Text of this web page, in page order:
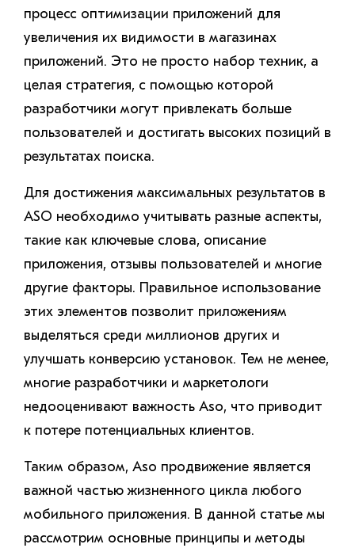
процесс оптимизации приложений для
увеличения их видимости в магазинах
приложений. Это не просто набор техник, а
целая стратегия, с помощью которой
разработчики могут привлекать больше
пользователей и достигать высоких позиций в
результатах поиска.
Для достижения максимальных результатов в
ASO необходимо учитывать разные аспекты,
такие как ключевые слова, описание
приложения, отзывы пользователей и многие
другие факторы. Правильное использование
этих элементов позволит приложениям
выделяться среди миллионов других и
улучшать конверсию установок. Тем не менее,
многие разработчики и маркетологи
недооценивают важность Aso, что приводит
к потере потенциальных клиентов.
Таким образом, Aso продвижение является
важной частью жизненного цикла любого
мобильного приложения. В данной статье мы
рассмотрим основные принципы и методы